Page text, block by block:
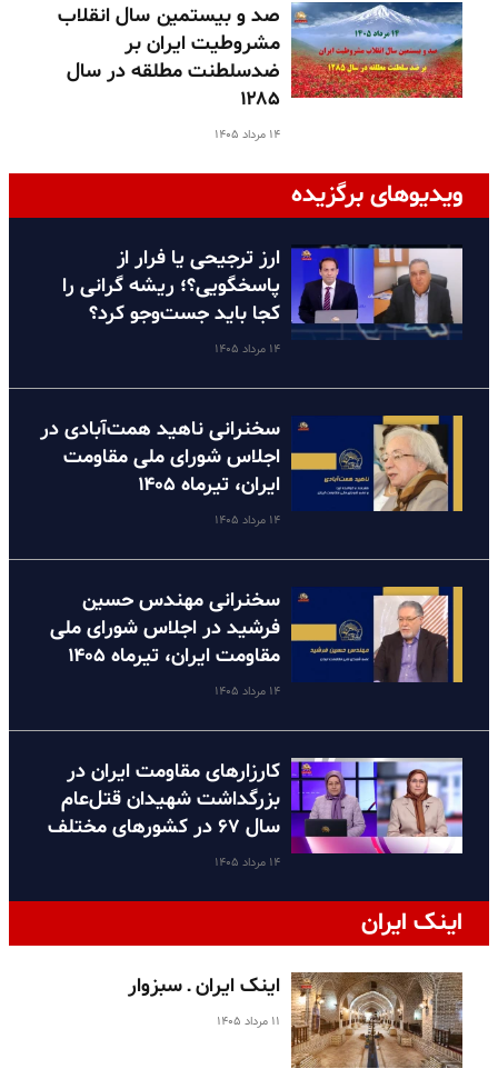
صد و بیستمین سال انقلاب
مشروطیت ایران بر
ضدسلطنت مطلقه در سال
۱۲۸۵
۱۴ مرداد ۱۴۰۵
ویدیوهای برگزیده
ارز ترجیحی یا فرار از
پاسخگویی؟؛ ریشه گرانی را
کجا باید جست‌وجو کرد؟
۱۴ مرداد ۱۴۰۵
سخنرانی ناهید همت‌آبادی در
اجلاس شورای ملی مقاومت
ایران، تیرماه ۱۴۰۵
۱۴ مرداد ۱۴۰۵
سخنرانی مهندس حسین
فرشید در اجلاس شورای ملی
مقاومت ایران، تیرماه ۱۴۰۵
۱۴ مرداد ۱۴۰۵
کارزارهای مقاومت ایران در
بزرگداشت شهیدان قتل‌عام
سال ۶۷ در کشورهای مختلف
۱۴ مرداد ۱۴۰۵
اینک ایران
اینک ایران ـ سبزوار
۱۱ مرداد ۱۴۰۵